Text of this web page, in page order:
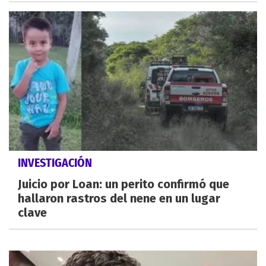
INVESTIGACIÓN
Juicio por Loan: un perito confirmó que
hallaron rastros del nene en un lugar
clave